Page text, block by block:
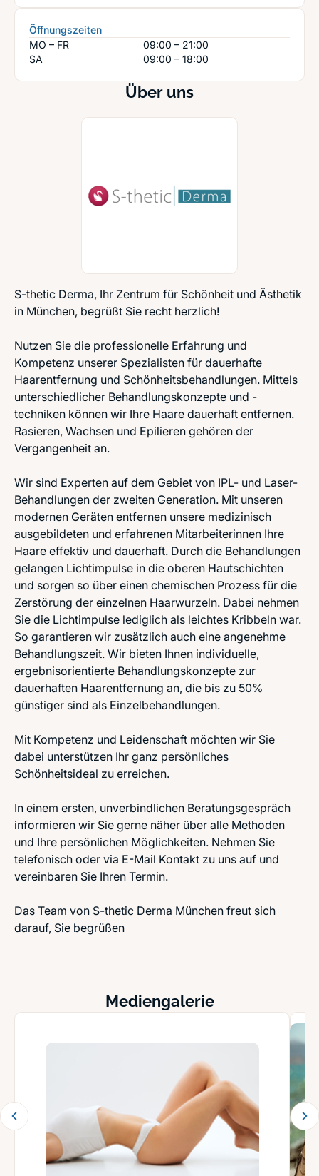
Über uns
S-thetic Derma, Ihr Zentrum für Schönheit und Ästhetik
in München, begrüßt Sie recht herzlich!
Nutzen Sie die professionelle Erfahrung und
Kompetenz unserer Spezialisten für dauerhafte
Haarentfernung und Schönheitsbehandlungen. Mittels
unterschiedlicher Behandlungskonzepte und -
techniken können wir Ihre Haare dauerhaft entfernen.
Rasieren, Wachsen und Epilieren gehören der
Vergangenheit an.
Wir sind Experten auf dem Gebiet von IPL- und Laser-
Behandlungen der zweiten Generation. Mit unseren
modernen Geräten entfernen unsere medizinisch
ausgebildeten und erfahrenen Mitarbeiterinnen Ihre
Haare effektiv und dauerhaft. Durch die Behandlungen
gelangen Lichtimpulse in die oberen Hautschichten
und sorgen so über einen chemischen Prozess für die
Zerstörung der einzelnen Haarwurzeln. Dabei nehmen
Sie die Lichtimpulse lediglich als leichtes Kribbeln war.
So garantieren wir zusätzlich auch eine angenehme
Behandlungszeit. Wir bieten Ihnen individuelle,
ergebnisorientierte Behandlungskonzepte zur
dauerhaften Haarentfernung an, die bis zu 50%
günstiger sind als Einzelbehandlungen.
Mit Kompetenz und Leidenschaft möchten wir Sie
dabei unterstützen Ihr ganz persönliches
Schönheitsideal zu erreichen.
In einem ersten, unverbindlichen Beratungsgespräch
informieren wir Sie gerne näher über alle Methoden
und Ihre persönlichen Möglichkeiten. Nehmen Sie
telefonisch oder via E-Mail Kontakt zu uns auf und
vereinbaren Sie Ihren Termin.
Das Team von S-thetic Derma München freut sich
darauf, Sie begrüßen
Mediengalerie
Öffnungszeiten
MO – FR
09:00 – 21:00
SA
09:00 – 18:00